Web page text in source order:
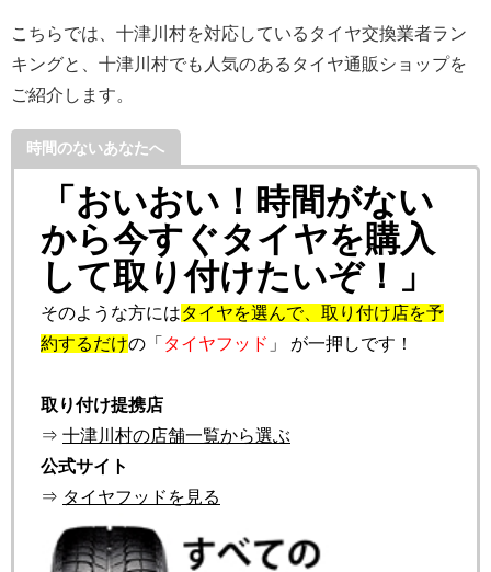
こちらでは、十津川村を対応しているタイヤ交換業者ラン
キングと、十津川村でも人気のあるタイヤ通販ショップを
ご紹介します。
時間のないあなたへ
「おいおい！時間がない
から今すぐタイヤを購入
して取り付けたいぞ！」
そのような方にはタイヤを選んで、取り付け店を予
約するだけの「 タイヤフッド 」 が一押しです！
取り付け提携店
⇒ 十津川村の店舗一覧から選ぶ
公式サイト
⇒ タイヤフッドを見る